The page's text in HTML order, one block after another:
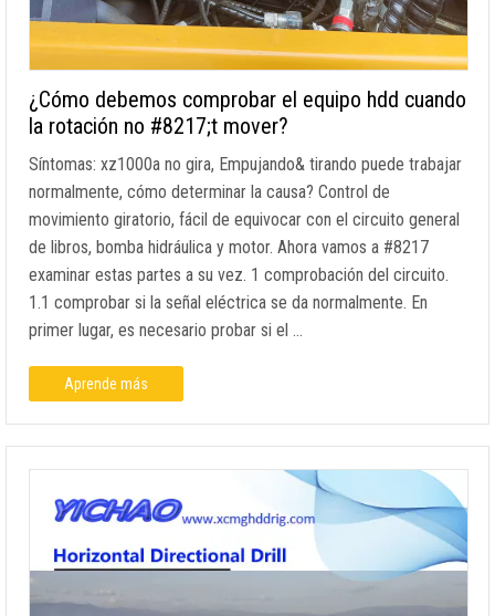
¿Cómo debemos comprobar el equipo hdd cuando
la rotación no #8217;t mover?
Síntomas: xz1000a no gira, Empujando& tirando puede trabajar
normalmente, cómo determinar la causa? Control de
movimiento giratorio, fácil de equivocar con el circuito general
de libros, bomba hidráulica y motor. Ahora vamos a #8217
examinar estas partes a su vez. 1 comprobación del circuito.
1.1 comprobar si la señal eléctrica se da normalmente. En
primer lugar, es necesario probar si el …
Aprende más